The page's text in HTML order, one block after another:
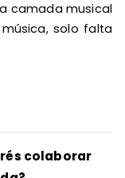
camada musical
solo falta
colaborar